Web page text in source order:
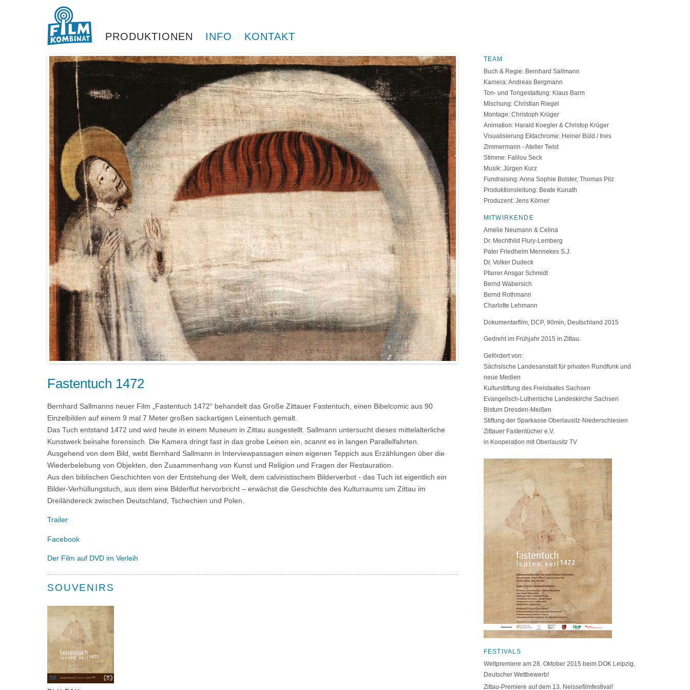
PRODUKTIONEN INFO KONTAKT
Fastentuch 1472
Bernhard Sallmanns neuer Film „Fastentuch 1472“ behandelt das Große Zittauer Fastentuch, einen Bibelcomic aus 90
Einzelbilden auf einem 9 mal 7 Meter großen sackartigen Leinentuch gemalt.
Das Tuch entstand 1472 und wird heute in einem Museum in Zittau ausgestellt. Sallmann untersucht dieses mittelalterliche
Kunstwerk beinahe forensisch. Die Kamera dringt fast in das grobe Leinen ein, scannt es in langen Parallelfahrten.
Ausgehend von dem Bild, webt Bernhard Sallmann in Interviewpassagen einen eigenen Teppich aus Erzählungen über die
Wiederbelebung von Objekten, den Zusammenhang von Kunst und Religion und Fragen der Restauration.
Aus den biblischen Geschichten von der Entstehung der Welt, dem calvinistischem Bilderverbot - das Tuch ist eigentlich ein
Bilder-Verhüllungstuch, aus dem eine Bilderflut hervorbricht – erwächst die Geschichte des Kulturraums um Zittau im
Dreiländereck zwischen Deutschland, Tschechien und Polen.
Trailer
Facebook
Der Film auf DVD im Verleih
TEAM
Buch & Regie: Bernhard Sallmann
Kamera: Andreas Bergmann
Ton- und Tongestaltung: Klaus Barm
Mischung: Christian Riegel
Montage: Christoph Krüger
Animation: Harald Koegler & Christop Krüger
Visualisierung Ektachrome: Heiner Büld / Ines
Zimmermann - Atelier Twist
Stimme: Falilou Seck
Musik: Jürgen Kurz
Fundraising: Anna Sophie Bolster, Thomas Pilz
Produktionsleitung: Beate Kunath
Produzent: Jens Körner
MITWIRKENDE
Amelie Neumann & Celina
Dr. Mechthild Flury-Lemberg
Pater Friedhelm Mennekes S.J.
Dr. Volker Dudeck
Pfarrer Ansgar Schmidt
Bernd Wabersich
Bernd Rothmann
Charlotte Lehmann
Dokumentarfilm, DCP, 90min, Deutschland 2015
Gedreht im Frühjahr 2015 in Zittau.
Gefördert von:
Sächsische Landesanstalt für privaten Rundfunk und
neue Medien
Kulturstiftung des Freistaates Sachsen
Evangelisch-Lutherische Landeskirche Sachsen
Bistum Dresden-Meißen
Stiftung der Sparkasse Oberlausitz-Niederschlesien
Zittauer Fastentücher e.V.
in Kooperation mit Oberlausitz TV
FESTIVALS
Weltpremiere am 28. Oktober 2015 beim DOK Leipzig,
Deutscher Wettbewerb!
Zittau-Premiere auf dem 13. Neissefilmfestival!
SOUVENIRS